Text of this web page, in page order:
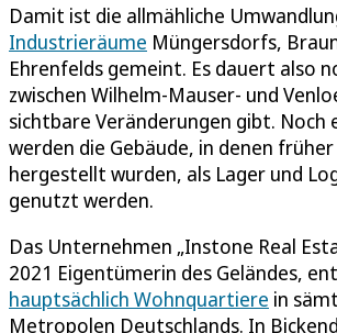
Damit ist die allmähliche
Industrieräume Müngersdorfs,
Ehrenfelds gemeint. Es dauert also
zwischen Wilhelm-Mauser- und
sichtbare Veränderungen gibt. Noch
werden die Gebäude, in denen
hergestellt wurden, als Lager und
genutzt werden.
Das Unternehmen „Instone Real
2021 Eigentümerin des Geländes,
hauptsächlich Wohnquartiere in
Metropolen Deutschlands. In